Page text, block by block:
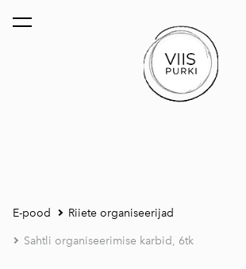
lisati ostukorvi. Vaata ostukorvi
E-pood Riiete organiseerijad
Sahtli organiseerimise karbid, 6tk